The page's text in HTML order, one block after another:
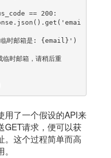
了一个假设的API来
GET请求，便可以获
。这个过程简单而高